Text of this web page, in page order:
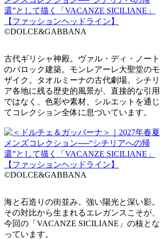
©DOLCE&GABBANA
古代ギリシャ神殿。ヴァル・ディ・ノート
のバロック建築。モンレアーレ大聖堂のモ
ザイク。タオルミーナの古代劇場。シチリ
ア各地に残る歴史的風景が、直接的な引用
ではなく、色彩や素材、シルエットを通じ
てコレクション全体に息づいています。
©DOLCE&GABBANA
海と石造りの街並み。強い陽光と深い影。
その対比から生まれるエレガンスこそが、
今回の「VACANZE SICILIANE」の核とな
っています。